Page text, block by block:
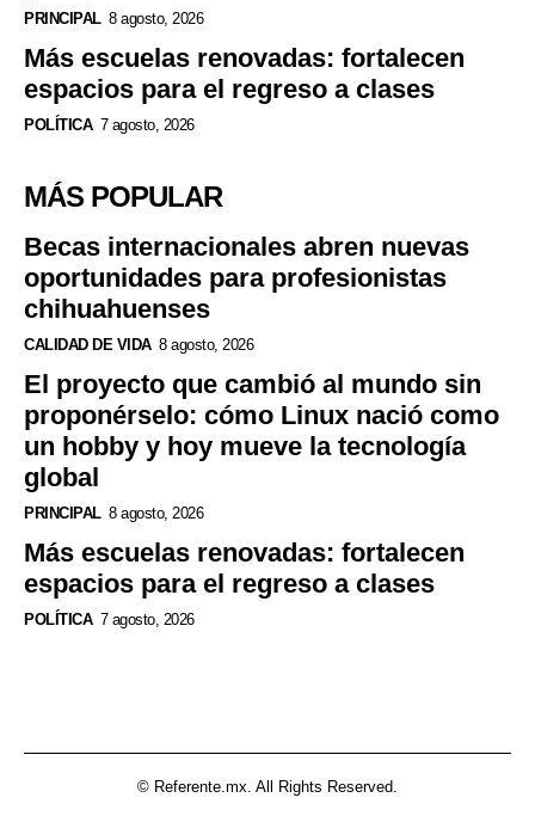
PRINCIPAL 8 agosto, 2026
Más escuelas renovadas: fortalecen
espacios para el regreso a clases
POLÍTICA 7 agosto, 2026
MÁS POPULAR
Becas internacionales abren nuevas
oportunidades para profesionistas
chihuahuenses
CALIDAD DE VIDA 8 agosto, 2026
El proyecto que cambió al mundo sin
proponérselo: cómo Linux nació como
un hobby y hoy mueve la tecnología
global
PRINCIPAL 8 agosto, 2026
Más escuelas renovadas: fortalecen
espacios para el regreso a clases
POLÍTICA 7 agosto, 2026
© Referente.mx. All Rights Reserved.